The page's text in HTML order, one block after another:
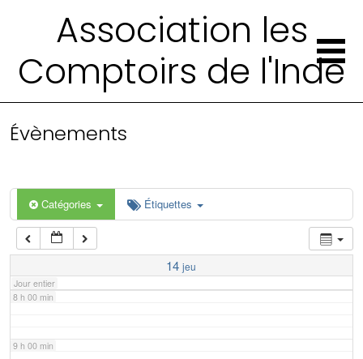
Association les
Comptoirs de l'Inde
Évènements
Catégories Étiquettes
14 jeu
Jour entier
4 h 00 min
6 h 00 min
7 h 00 min
8 h 00 min
9 h 00 min